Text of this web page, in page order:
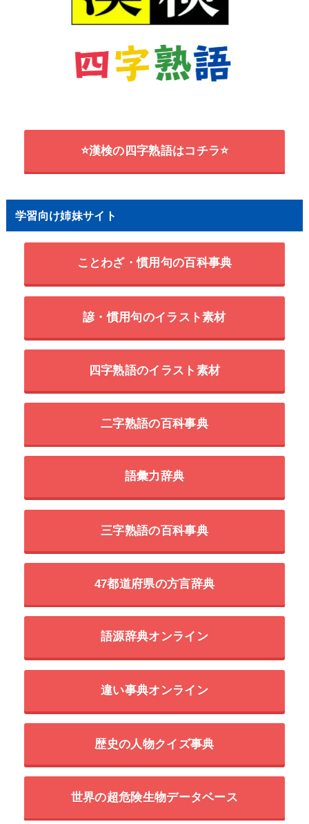
⭐漢検の四字熟語はコチラ⭐
学習向け姉妹サイト
ことわざ・慣用句の百科事典
諺・慣用句のイラスト素材
四字熟語のイラスト素材
二字熟語の百科事典
語彙力辞典
三字熟語の百科事典
47都道府県の方言辞典
語源辞典オンライン
違い事典オンライン
歴史の人物クイズ事典
世界の超危険生物データベース